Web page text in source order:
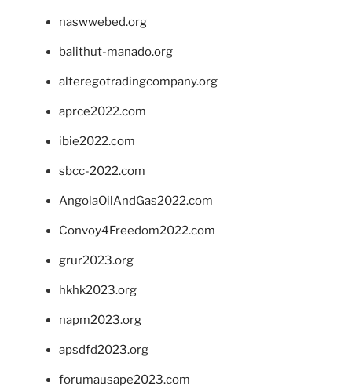
naswwebed.org
balithut-manado.org
alteregotradingcompany.org
aprce2022.com
ibie2022.com
sbcc-2022.com
AngolaOilAndGas2022.com
Convoy4Freedom2022.com
grur2023.org
hkhk2023.org
napm2023.org
apsdfd2023.org
forumausape2023.com